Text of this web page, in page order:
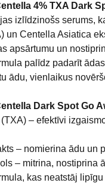
4% TXA Dark
izlīdzinošs serums,
un Centella Asiatica
apsārtumu un
palīdz padarīt
ādu, vienlaikus
Dark Spot Go
– efektīvi
– nomierina ādu un
– mitrina, nostiprina
kas neatstāj lipīgu